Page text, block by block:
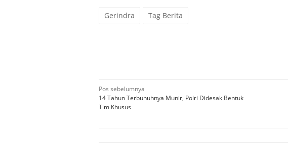
Gerindra Tag Berita
Navigasi
pos
Pos sebelumnya
14 Tahun Terbunuhnya Munir, Polri Didesak Bentuk
Tim Khusus